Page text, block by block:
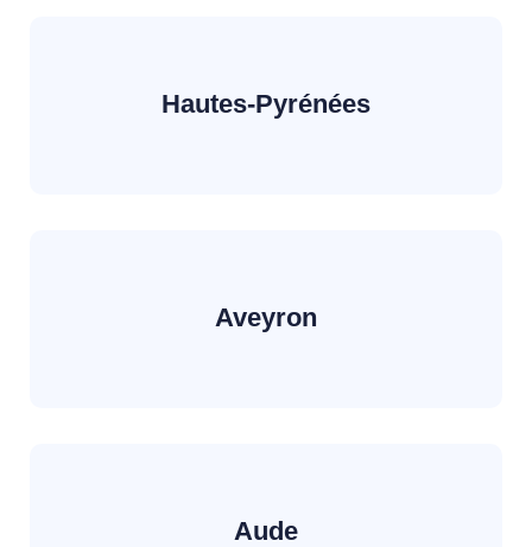
Hautes-Pyrénées
Aveyron
Aude